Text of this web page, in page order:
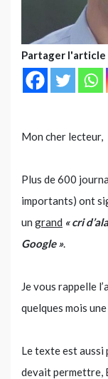
Partager l'article
Mon cher lecteur,
Plus de 600
importants) ont
un grand « cri
Google ».
Je vous rappelle
quelques mois
Le texte est aussi
devait permettre,